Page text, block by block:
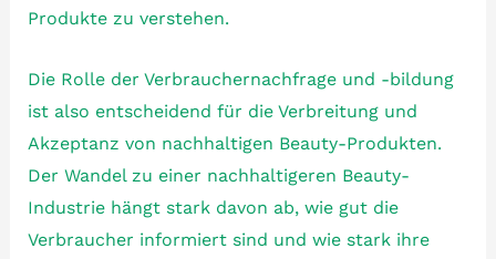
Produkte zu verstehen.
Die Rolle der Verbrauchernachfrage und -bildung
ist also entscheidend für die Verbreitung und
Akzeptanz von nachhaltigen Beauty-Produkten.
Der Wandel zu einer nachhaltigeren Beauty-
Industrie hängt stark davon ab, wie gut die
Verbraucher informiert sind und wie stark ihre